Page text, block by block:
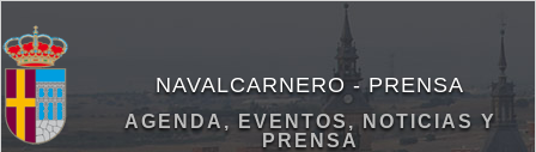
NAVALCARNERO - PRENSA
AGENDA, EVENTOS, NOTICIAS Y
PRENSA